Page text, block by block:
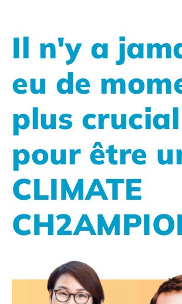
Il n'y a
eu de
plus crucial
pour être
CLIMATE